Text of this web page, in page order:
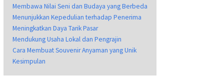
Membawa Nilai Seni dan Budaya yang Berbeda
Menunjukkan Kepedulian terhadap Penerima
Meningkatkan Daya Tarik Pasar
Mendukung Usaha Lokal dan Pengrajin
Cara Membuat Souvenir Anyaman yang Unik
Kesimpulan